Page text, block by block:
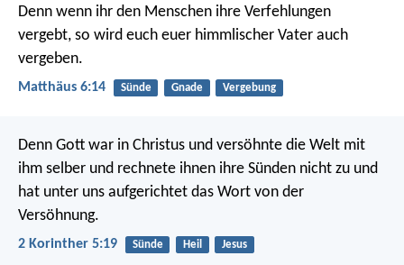
Denn wenn ihr den Menschen ihre Verfehlungen
vergebt, so wird euch euer himmlischer Vater auch
vergeben.
Matthäus 6:14 Sünde Gnade Vergebung
Denn Gott war in Christus und versöhnte die Welt mit
ihm selber und rechnete ihnen ihre Sünden nicht zu und
hat unter uns aufgerichtet das Wort von der
Versöhnung.
2 Korinther 5:19 Sünde Heil Jesus